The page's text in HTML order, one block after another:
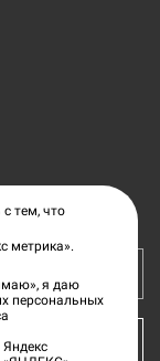
тем, что
метрика».
я даю
персональных
Яндекс